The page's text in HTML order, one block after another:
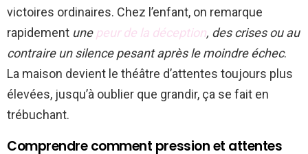
victoires ordinaires. Chez l’enfant, on remarque
rapidement une peur de la déception, des crises ou au
contraire un silence pesant après le moindre échec.
La maison devient le théâtre d’attentes toujours plus
élevées, jusqu’à oublier que grandir, ça se fait en
trébuchant.
Comprendre comment pression et attentes